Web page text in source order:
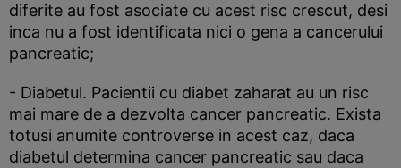
diferite au fost asociate cu acest risc crescut, desi
inca nu a fost identificata nici o gena a cancerului
pancreatic;
- Diabetul. Pacientii cu diabet zaharat au un risc
mai mare de a dezvolta cancer pancreatic. Exista
totusi anumite controverse in acest caz, daca
diabetul determina cancer pancreatic sau daca